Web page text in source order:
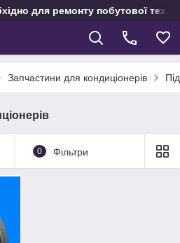
для ремонту побутової
Запчастини для кондиціонерів
0 Фільтри